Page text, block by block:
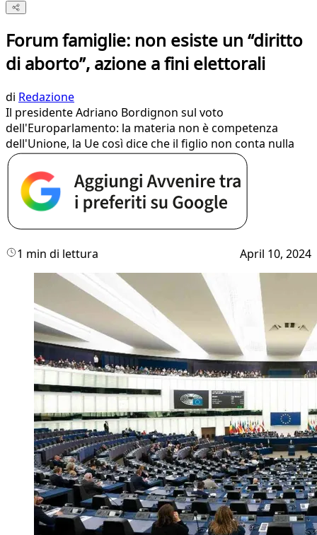
Forum famiglie: non esiste un “diritto
di aborto”, azione a fini elettorali
di Redazione
Il presidente Adriano Bordignon sul voto
dell'Europarlamento: la materia non è competenza
dell'Unione, la Ue così dice che il figlio non conta nulla
1 min di lettura April 10, 2024